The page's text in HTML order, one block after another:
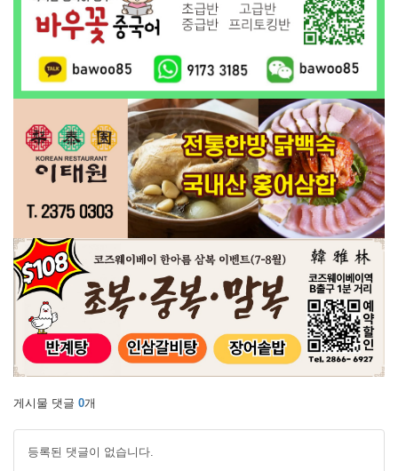
게시물 댓글 0개
등록된 댓글이 없습니다.